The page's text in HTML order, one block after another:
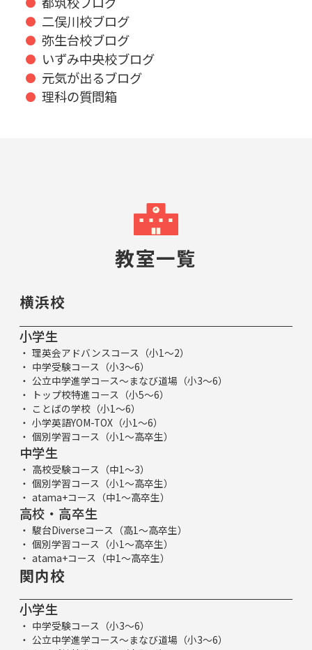
二俣川校ブログ
弥生台校ブログ
いずみ中央校ブログ
元気が出るブログ
理科の質問箱
教室一覧
横浜校
小学生
理英会アドバンスコース（小1～2）
中学受験コース（小3～6）
公立中学進学コース～まなび道場（小3～6）
トップ校特進コース（小5～6）
ことばの学校（小1～6）
小学英語YOM-TOX（小1～6）
個別学習コース（小1～高卒生）
中学生
高校受験コース（中1～3）
個別学習コース（小1～高卒生）
atama+コース（中1～高卒生）
高校・高卒生
駿台Diverseコース（高1～高卒生）
個別学習コース（小1～高卒生）
atama+コース（中1～高卒生）
関内校
小学生
中学受験コース（小3～6）
公立中学進学コース～まなび道場（小3～6）